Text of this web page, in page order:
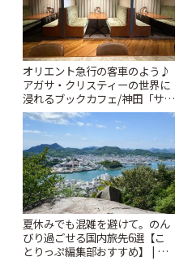
オリエント急行の客車のよう♪
アガサ・クリスティーの世界に
浸れるブックカフェ/神田「サロ
ンクリスティ」 | ことりっぷ
夏休みでも混雑を避けて。のん
びり過ごせる国内旅先6選【こ
とりっぷ編集部おすすめ】 | こ